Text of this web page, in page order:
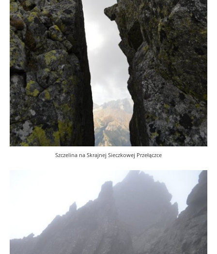
Szczelina na Skrajnej Sieczkowej Przełączce